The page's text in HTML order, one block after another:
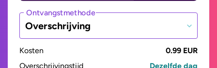
Ontvangstmethode
Overschrijving
Kosten
0.99 EUR
Overschrijvingstijd
Dezelfde dag